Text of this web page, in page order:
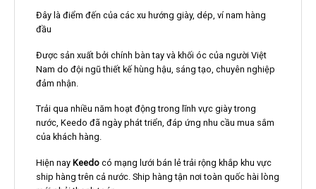
Đây là điểm đến của các xu hướng giày, dép, ví nam hàng
đầu
Được sản xuất bởi chính bàn tay và khối óc của người Việt
Nam do đội ngũ thiết kế hùng hậu, sáng tạo, chuyên nghiệp
đảm nhận.
Trải qua nhiều năm hoạt động trong lĩnh vực giày trong
nước, Keedo đã ngày phát triển, đáp ứng nhu cầu mua sắm
của khách hàng.
Hiện nay Keedocó mạng lưới bán lẻ trải rộng khắp khu vực
ship hàng trên cả nước. Ship hàng tận nơi toàn quốc hài lòng